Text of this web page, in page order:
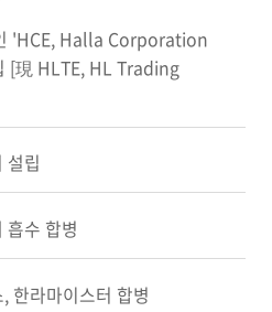
'HCE, Halla Corporation
[現 HLTE, HL Trading
설립
흡수 합병
한라마이스터 합병